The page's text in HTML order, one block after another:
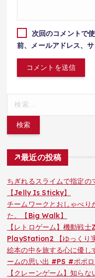
次回のコメントで
前、メールアドレス、サ
最近の投稿
ちぎれるスライムで指定
【Jelly Is Sticky】
チームワークとおしゃべり
た。【Big Walk】
【レトロゲーム】機動戦
PlayStation2 【ゆっくり実
絵本の中を旅する心に優
ームの思い出 #PS #ポポ
【クレーンゲーム】知ら